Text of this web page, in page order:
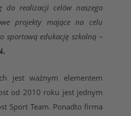
do realizacji celów naszego
projekty mające na celu
sportową edukację szkolną –
jest ważnym elementem
od 2010 roku jest jednym
Sport Team. Ponadto firma